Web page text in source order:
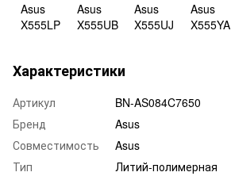
Asus
X555LP
Asus
X555UB
Asus
X555UJ
Asus
X555YA
Характеристики
Артикул
BN-AS084C7650
Бренд
Asus
Совместимость
Asus
Тип
Литий-полимерная